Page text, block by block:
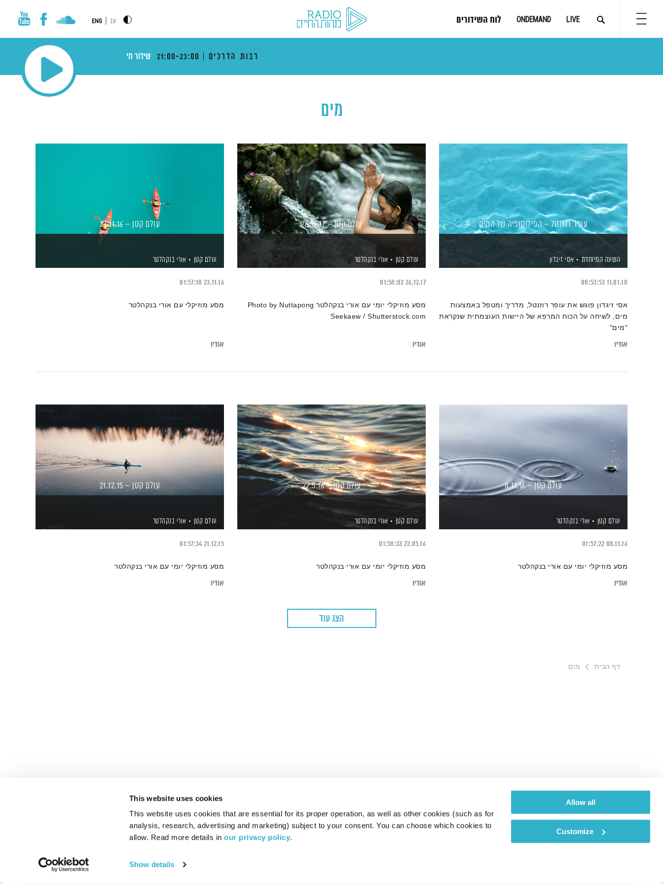
This website uses cookies
This website uses cookies that are essential for its proper operation, as well as other cookies (such as for
analysis, research, advertising and marketing) subject to your consent. You can choose which cookies to
allow. Read more details in our privacy policy.
Show details
Allow all
Customize
LIVE
ONDEMAND לוח השידורים עב ENG
רבות הדרכים 21:00-23:00 שידור חי
מים
עופר רוזנטל – הפילוסופיה של המים
השעה המיוחדת אסי זיגדון
11.01.18
00:53:53
אסי זיגדון פוגש את עופר רוזנטל, מדריך ומטפל באמצעות
מים, לשיחה על הכוח המרפא של היישות העוצמתית שנקראת
"מים"
אודיו
עולם קטן – 26.12.17
עולם קטן אורי בנקהלטר
26.12.17
01:58:03
מסע מוזיקלי יומי עם אורי בנקהלטר Photo by Nuttapong
Seekaew / Shutterstock.com
אודיו
עולם קטן – 23.11.16
עולם קטן אורי בנקהלטר
23.11.16
01:57:18
מסע מוזיקלי עם אורי בנקהלטר
אודיו
עולם קטן – 8.11.16
עולם קטן אורי בנקהלטר
08.11.16
01:57:22
מסע מוזיקלי יומי עם אורי בנקהלטר
אודיו
עולם קטן – 22.5.16
עולם קטן אורי בנקהלטר
22.05.16
01:58:33
מסע מוזיקלי יומי עם אורי בנקהלטר
אודיו
עולם קטן – 21.12.15
עולם קטן אורי בנקהלטר
21.12.15
01:57:34
מסע מוזיקלי יומי עם אורי בנקהלטר
אודיו
הצג עוד
דף הבית מים